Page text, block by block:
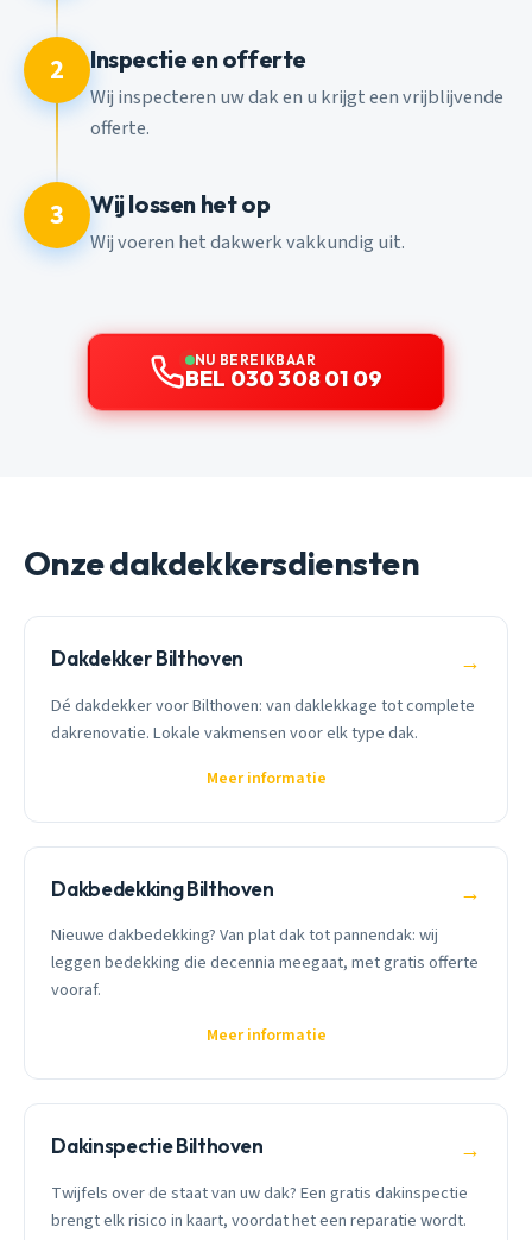
2 Inspectie en offerte
Wij inspecteren uw dak en u krijgt een vrijblijvende
offerte.
3 Wij lossen het op
Wij voeren het dakwerk vakkundig uit.
NU BEREIKBAAR
BEL 030 308 01 09
Onze dakdekkersdiensten
Dakdekker Bilthoven →
Dé dakdekker voor Bilthoven: van daklekkage tot complete
dakrenovatie. Lokale vakmensen voor elk type dak.
Meer informatie
Dakbedekking Bilthoven →
Nieuwe dakbedekking? Van plat dak tot pannendak: wij
leggen bedekking die decennia meegaat, met gratis offerte
vooraf.
Meer informatie
Dakinspectie Bilthoven →
Twijfels over de staat van uw dak? Een gratis dakinspectie
brengt elk risico in kaart, voordat het een reparatie wordt.